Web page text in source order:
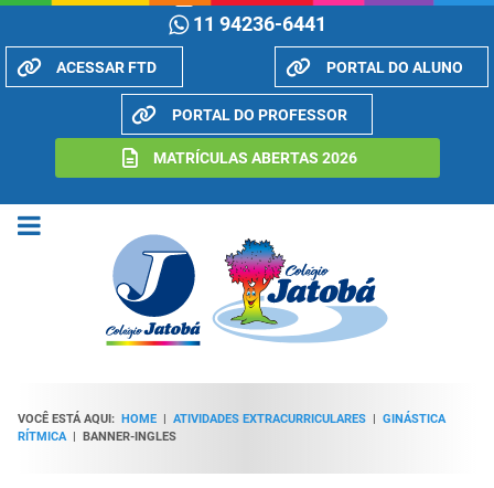
11 94236-6441
ACESSAR FTD PORTAL DO ALUNO
PORTAL DO PROFESSOR
MATRÍCULAS ABERTAS 2026
VOCÊ ESTÁ AQUI: HOME | ATIVIDADES EXTRACURRICULARES | GINÁSTICA
RÍTMICA| BANNER-INGLES